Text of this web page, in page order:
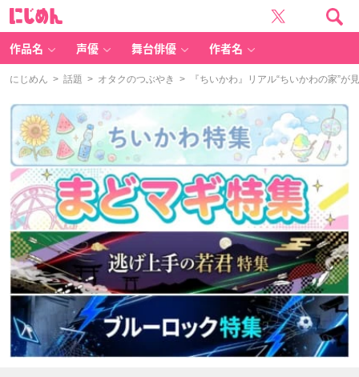
作品名 声優 舞台俳優 作者名
にじめん > 話題 > オタクのつぶやき > 『ちいかわ』リアル“ちいかわの家”が